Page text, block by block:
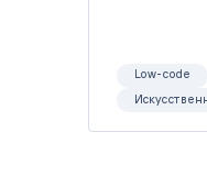
Low-code